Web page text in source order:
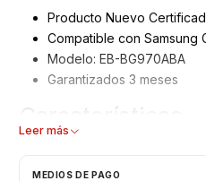
Producto Nuevo
Compatible con Samsung
Modelo: EB-BG970ABA
Garantizados 3 meses
Características
Leer más
MEDIOS DE PAGO